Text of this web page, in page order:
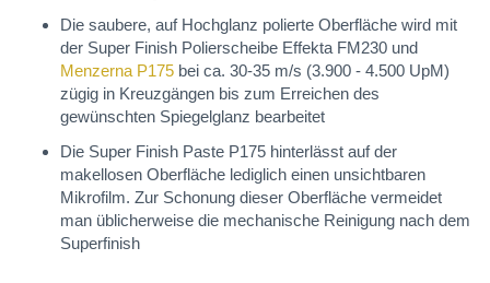
Die saubere, auf Hochglanz polierte Oberfläche wird mit
der Super Finish Polierscheibe Effekta FM230 und
Menzerna P175 bei ca. 30-35 m/s (3.900 - 4.500 UpM)
zügig in Kreuzgängen bis zum Erreichen des
gewünschten Spiegelglanz bearbeitet
Die Super Finish Paste P175 hinterlässt auf der
makellosen Oberfläche lediglich einen unsichtbaren
Mikrofilm. Zur Schonung dieser Oberfläche vermeidet
man üblicherweise die mechanische Reinigung nach dem
Superfinish